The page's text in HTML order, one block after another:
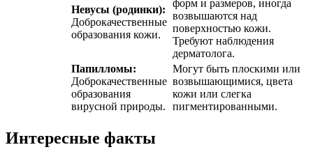
Невусы (родинки):
Доброкачественные
образования кожи.
форм и размеров, иногда
возвышаются над
поверхностью кожи.
Требуют наблюдения
дерматолога.
Папилломы:
Доброкачественные
образования
вирусной природы.
Могут быть плоскими или
возвышающимися, цвета
кожи или слегка
пигментированными.
Интересные факты